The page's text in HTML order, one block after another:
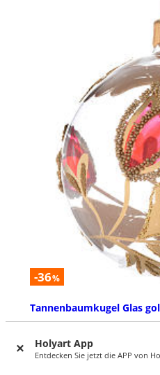
Holyart App
Entdecken Sie jetzt die APP von
-36%
Tannenbaumkugel Glas
€ 3,79 € 5,90